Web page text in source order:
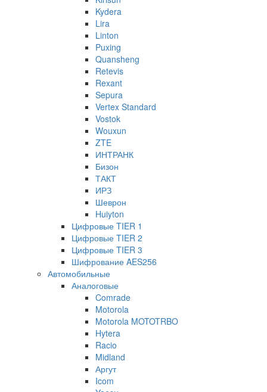
Kydera
Lira
Linton
Puxing
Quansheng
Retevis
Rexant
Sepura
Vertex Standard
Vostok
Wouxun
ZTE
ИНТРАНК
Бизон
ТАКТ
ИРЗ
Шеврон
Huiyton
Цифровые TIER 1
Цифровые TIER 2
Цифровые TIER 3
Шифрование AES256
Автомобильные
Аналоговые
Comrade
Motorola
Motorola MOTOTRBO
Hytera
Racio
Midland
Аргут
Icom